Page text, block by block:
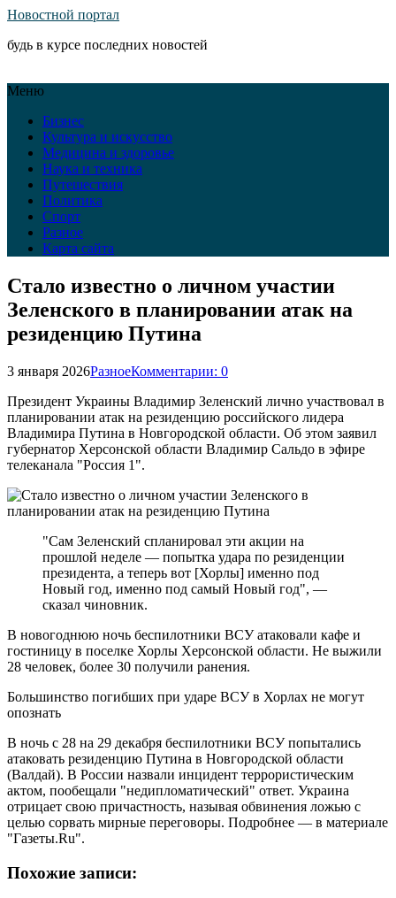
Новостной портал
будь в курсе последних новостей
Меню
Бизнес
Культура и искусство
Медицина и здоровье
Наука и техника
Путешествия
Политика
Спорт
Разное
Карта сайта
Стало известно о личном участии
Зеленского в планировании атак на
резиденцию Путина
3 января 2026РазноеКомментарии: 0
Президент Украины Владимир Зеленский лично участвовал в
планировании атак на резиденцию российского лидера
Владимира Путина в Новгородской области. Об этом заявил
губернатор Херсонской области Владимир Сальдо в эфире
телеканала "Россия 1".
"Сам Зеленский спланировал эти акции на
прошлой неделе — попытка удара по резиденции
президента, а теперь вот [Хорлы] именно под
Новый год, именно под самый Новый год", —
сказал чиновник.
В новогоднюю ночь беспилотники ВСУ атаковали кафе и
гостиницу в поселке Хорлы Херсонской области. Не выжили
28 человек, более 30 получили ранения.
Большинство погибших при ударе ВСУ в Хорлах не могут
опознать
В ночь с 28 на 29 декабря беспилотники ВСУ попытались
атаковать резиденцию Путина в Новгородской области
(Валдай). В России назвали инцидент террористическим
актом, пообещали "недипломатический" ответ. Украина
отрицает свою причастность, называя обвинения ложью с
целью сорвать мирные переговоры. Подробнее — в материале
"Газеты.Ru".
Похожие записи: